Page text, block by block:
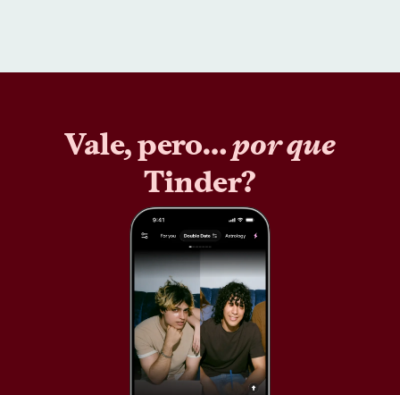
Vale, pero…por que
Tinder?